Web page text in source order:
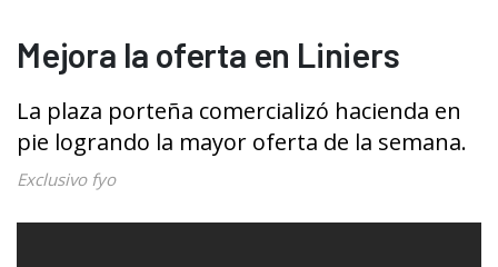
Mejora la oferta en Liniers
La plaza porteña comercializó hacienda en
pie logrando la mayor oferta de la semana.
Exclusivo fyo